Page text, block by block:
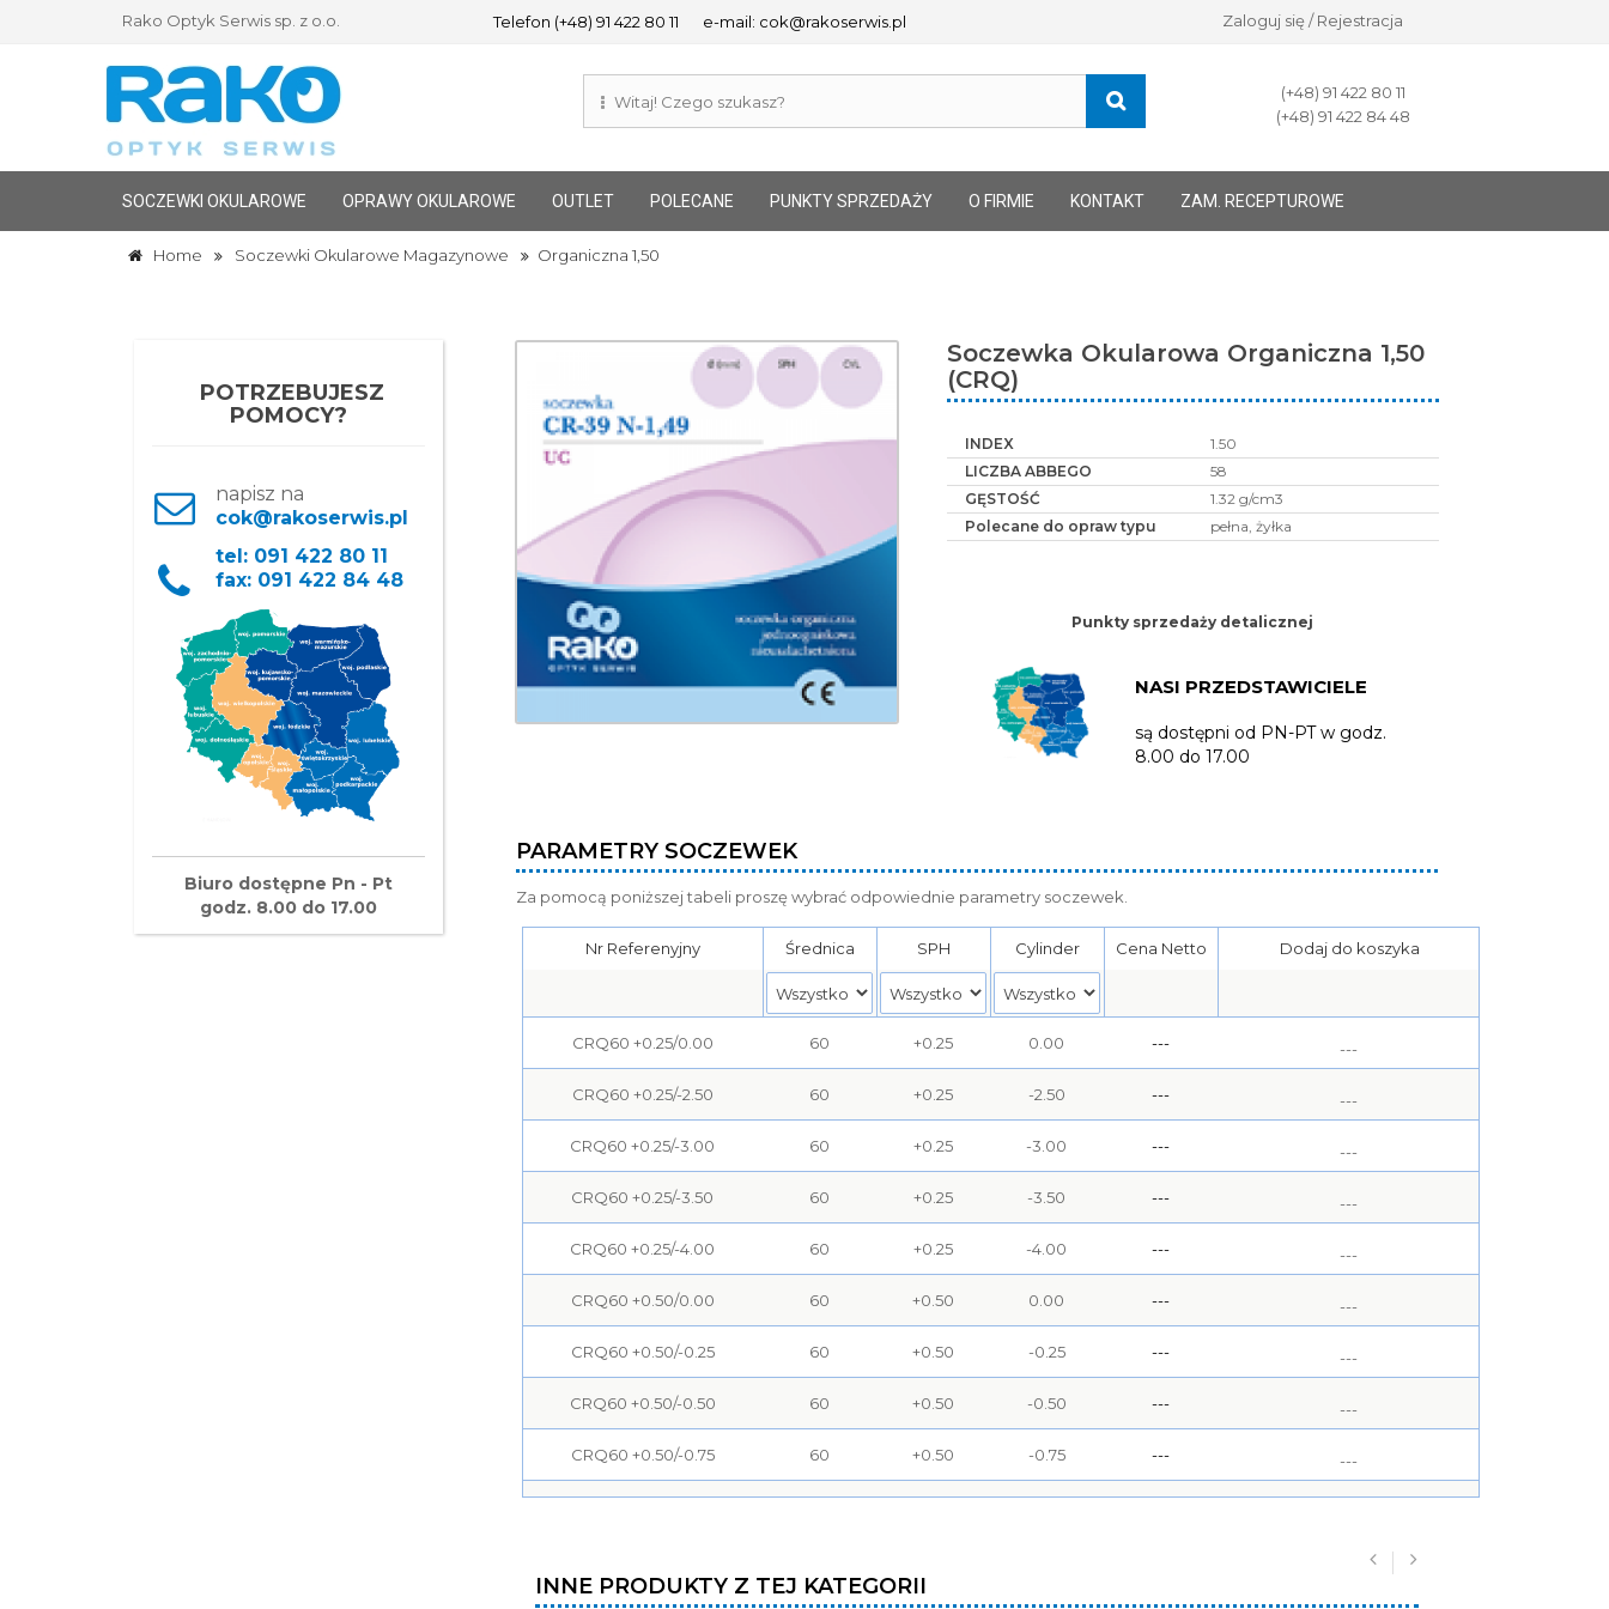
Rako Optyk Serwis sp. z o.o. Telefon (+48) 91 422 80 11 e-mail: cok@rakoserwis.pl Zaloguj się / Rejestracja
(+48) 91 422 80 11
(+48) 91 422 84 48
SOCZEWKI OKULAROWE OPRAWY OKULAROWE OUTLET POLECANE PUNKTY SPRZEDAŻY O FIRMIE KONTAKT ZAM. RECEPTUROWE
Home Soczewki Okularowe Magazynowe Organiczna 1,50
POTRZEBUJESZ
POMOCY?
napisz na
cok@rakoserwis.pl
tel: 091 422 80 11
fax: 091 422 84 48
Biuro dostępne Pn - Pt
godz. 8.00 do 17.00
Soczewka Okularowa Organiczna 1,50
(CRQ)
INDEX
1.50
LICZBA ABBEGO
58
GĘSTOŚĆ
1.32 g/cm3
Polecane do opraw typu
pełna, żyłka
Punkty sprzedaży detalicznej
NASI PRZEDSTAWICIELE
są dostępni od PN-PT w godz.
8.00 do 17.00
PARAMETRY SOCZEWEK
Za pomocą poniższej tabeli proszę wybrać odpowiednie parametry soczewek.
Nr Referenyjny Średnica SPH Cylinder Cena Netto Dodaj do koszyka
CRQ60 +0.25/0.00 60 +0.25 0.00 --- ---
CRQ60 +0.25/-2.50 60 +0.25 -2.50 --- ---
CRQ60 +0.25/-3.00 60 +0.25 -3.00 --- ---
CRQ60 +0.25/-3.50 60 +0.25 -3.50 --- ---
CRQ60 +0.25/-4.00 60 +0.25 -4.00 --- ---
CRQ60 +0.50/0.00 60 +0.50 0.00 --- ---
CRQ60 +0.50/-0.25 60 +0.50 -0.25 --- ---
CRQ60 +0.50/-0.50 60 +0.50 -0.50 --- ---
CRQ60 +0.50/-0.75 60 +0.50 -0.75 --- ---
INNE PRODUKTY Z TEJ KATEGORII